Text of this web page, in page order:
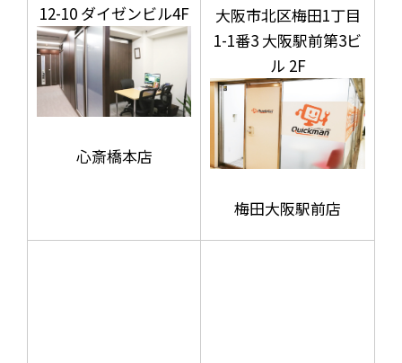
12-10 ダイゼンビル4F
心斎橋本店
大阪市北区梅田1丁目
1-1番3 大阪駅前第3ビ
ル 2F
梅田大阪駅前店